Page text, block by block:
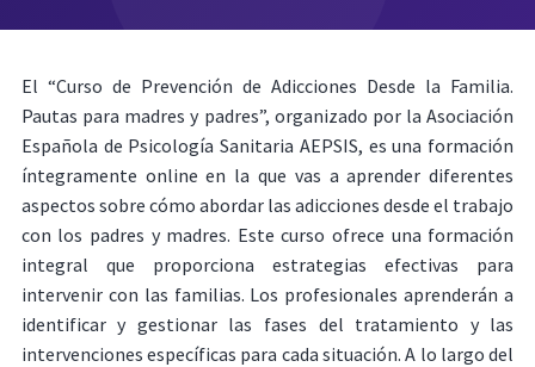
El “Curso de Prevención de Adicciones Desde la Familia.
Pautas para madres y padres”, organizado por la Asociación
Española de Psicología Sanitaria AEPSIS, es una formación
íntegramente online en la que vas a aprender diferentes
aspectos sobre cómo abordar las adicciones desde el trabajo
con los padres y madres. Este curso ofrece una formación
integral que proporciona estrategias efectivas para
intervenir con las familias. Los profesionales aprenderán a
identificar y gestionar las fases del tratamiento y las
intervenciones específicas para cada situación. A lo largo del